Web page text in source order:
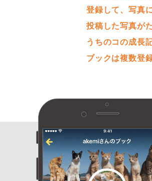
登録して、写真
投稿した写真が
うちのコの成長
ブックは複数登